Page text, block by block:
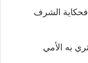
فحكاية الشرف
به الأمي